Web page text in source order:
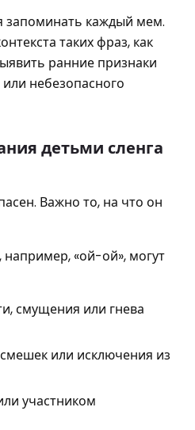
запоминать каждый мем.
таких фраз, как
ранние признаки
или небезопасного
детьми сленга
Важно то, на что он
например, «ой-ой», могут
смущения или гнева
или исключения из
участником